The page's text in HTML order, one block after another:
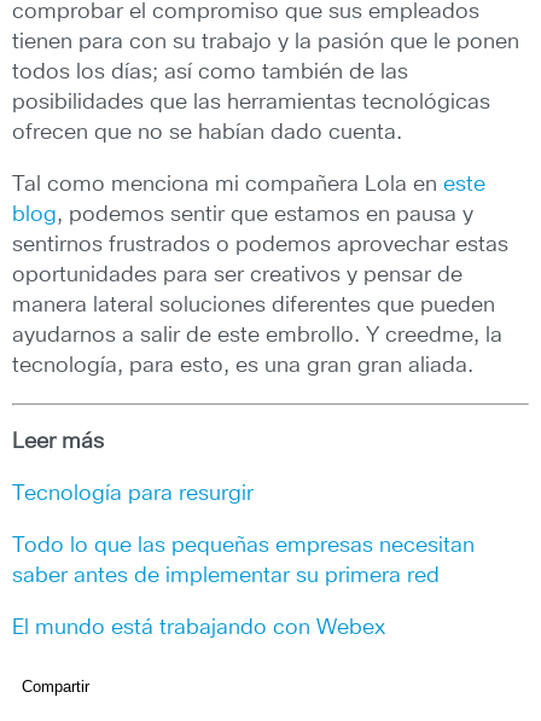
comprobar el compromiso que sus empleados
tienen para con su trabajo y la pasión que le ponen
todos los días; así como también de las
posibilidades que las herramientas tecnológicas
ofrecen que no se habían dado cuenta.
Tal como menciona mi compañera Lola en este
blog, podemos sentir que estamos en pausa y
sentirnos frustrados o podemos aprovechar estas
oportunidades para ser creativos y pensar de
manera lateral soluciones diferentes que pueden
ayudarnos a salir de este embrollo. Y creedme, la
tecnología, para esto, es una gran gran aliada.
Leer más
Tecnología para resurgir
Todo lo que las pequeñas empresas necesitan
saber antes de implementar su primera red
El mundo está trabajando con Webex
Compartir